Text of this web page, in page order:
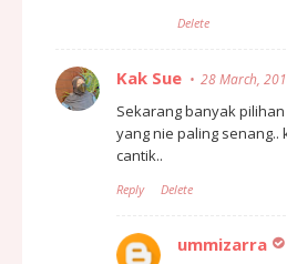
Delete
Kak Sue 28 March,
Sekarang banyak
yang nie paling
cantik..
Reply Delete
ummizarra